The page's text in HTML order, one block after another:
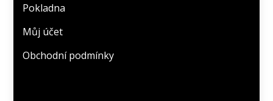
Pokladna
Můj účet
Obchodní podmínky